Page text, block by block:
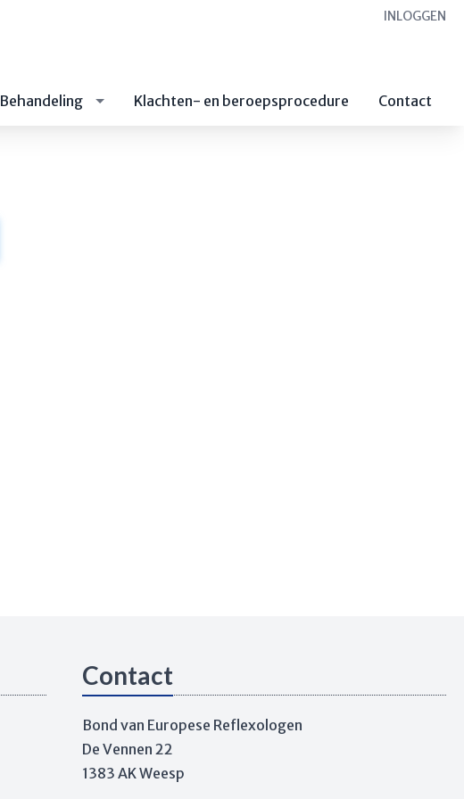
INLOGGEN
Behandeling Klachten- en beroepsprocedure Contact
Contact
Bond van Europese Reflexologen
De Vennen 22
1383 AK Weesp